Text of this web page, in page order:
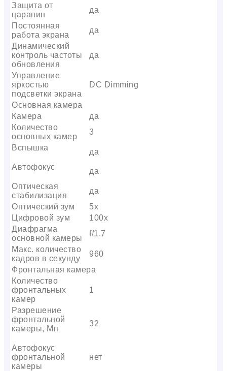
Защита от
царапин
да
Постоянная
работа экрана
да
Динамический
контроль частоты
обновления
да
Управление
яркостью
подсветки экрана
DC Dimming
Основная камера
Камера
да
Количество
основных камер
3
Вспышка
да
Автофокус
да
Оптическая
стабилизация
да
Оптический зум
5x
Цифровой зум
100x
Диафрагма
основной камеры
f/1.7
Макс. количество
кадров в секунду
960
Фронтальная камера
Количество
фронтальных
камер
1
Разрешение
фронтальной
камеры, Мп
32
Автофокус
фронтальной
камеры
нет